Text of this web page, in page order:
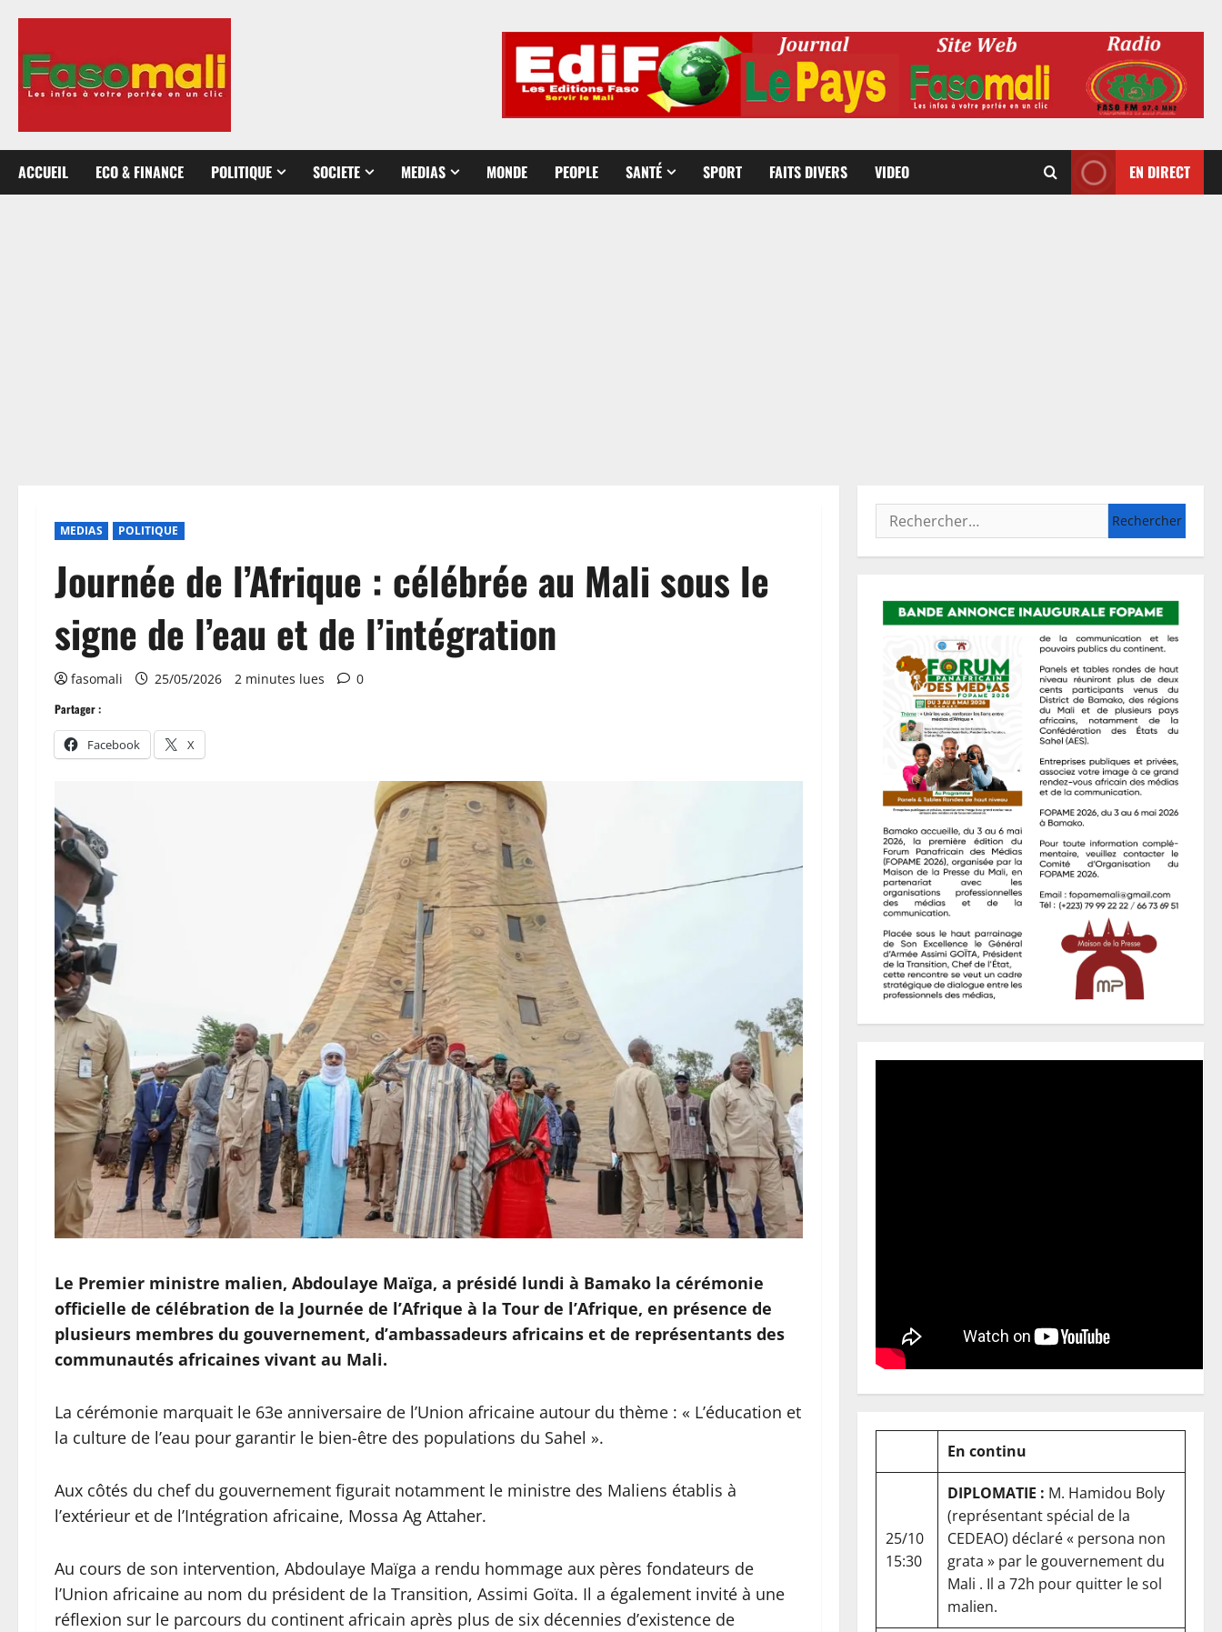
contenu
ACCUEIL ECO & FINANCE POLITIQUE SOCIETE MEDIAS MONDE PEOPLE SANTÉ SPORT FAITS DIVERS VIDEO EN DIRECT
MEDIAS POLITIQUE
Journée de l’Afrique : célébrée au Mali sous le
signe de l’eau et de l’intégration
fasomali 25/05/2026 2 minutes lues 0
Partager :
Facebook X
Le Premier ministre malien, Abdoulaye Maïga, a présidé lundi à Bamako la cérémonie
officielle de célébration de la Journée de l’Afrique à la Tour de l’Afrique, en présence de
plusieurs membres du gouvernement, d’ambassadeurs africains et de représentants des
communautés africaines vivant au Mali.
La cérémonie marquait le 63e anniversaire de l’Union africaine autour du thème : « L’éducation et
la culture de l’eau pour garantir le bien-être des populations du Sahel ».
Aux côtés du chef du gouvernement figurait notamment le ministre des Maliens établis à
l’extérieur et de l’Intégration africaine, Mossa Ag Attaher.
Au cours de son intervention, Abdoulaye Maïga a rendu hommage aux pères fondateurs de
l’Union africaine au nom du président de la Transition, Assimi Goïta. Il a également invité à une
réflexion sur le parcours du continent africain après plus de six décennies d’existence de
Rechercher :
En continu
25/10
15:30
DIPLOMATIE : M. Hamidou Boly
(représentant spécial de la
CEDEAO) déclaré « persona non
grata » par le gouvernement du
Mali . Il a 72h pour quitter le sol
malien.